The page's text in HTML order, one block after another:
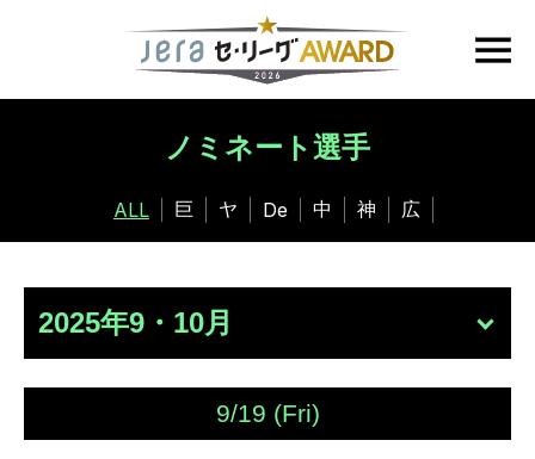
ノミネート選手
ALL 巨 ヤ De 中 神 広
9/19 (Fri)